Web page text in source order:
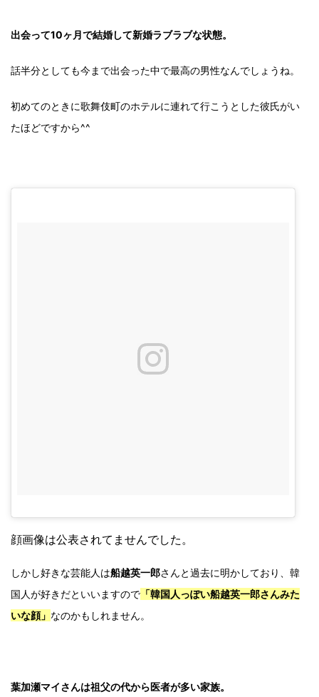
出会って10ヶ月で結婚して新婚ラブラブな状態。
話半分としても今まで出会った中で最高の男性なんでしょうね。
初めてのときに歌舞伎町のホテルに連れて行こうとした彼氏がい
たほどですから^^
顔画像は公表されてませんでした。
しかし好きな芸能人は船越英一郎さんと過去に明かしており、韓
国人が好きだといいますので 「韓国人っぽい船越英一郎さんみた
いな顔」 なのかもしれません。
葉加瀬マイさんは祖父の代から医者が多い家族。